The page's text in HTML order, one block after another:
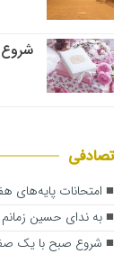
تصادفی
امتحانات
به ندای حسین
شروع صبح با یک